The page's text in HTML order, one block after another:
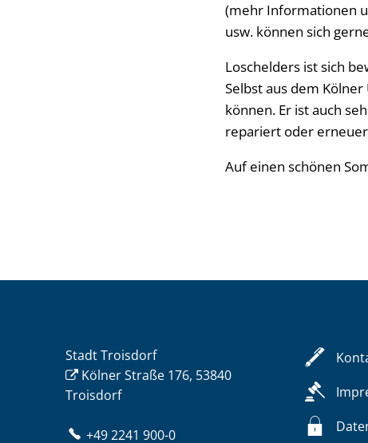
(mehr Informationen
usw. können sich
Loschelders ist sich
Selbst aus dem
können. Er ist auch
repariert oder
Auf einen schönen
Stadt Troisdorf
Kölner Straße 176, 53840
Troisdorf
+49 2241 900-0